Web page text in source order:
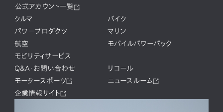
公式アカウント一覧
クルマ
バイク
パワープロダクツ
マリン
航空
モバイルパワーパック
モビリティサービス
Q&A・お問い合わせ
リコール
モータースポーツ
ニュースルーム
企業情報サイト